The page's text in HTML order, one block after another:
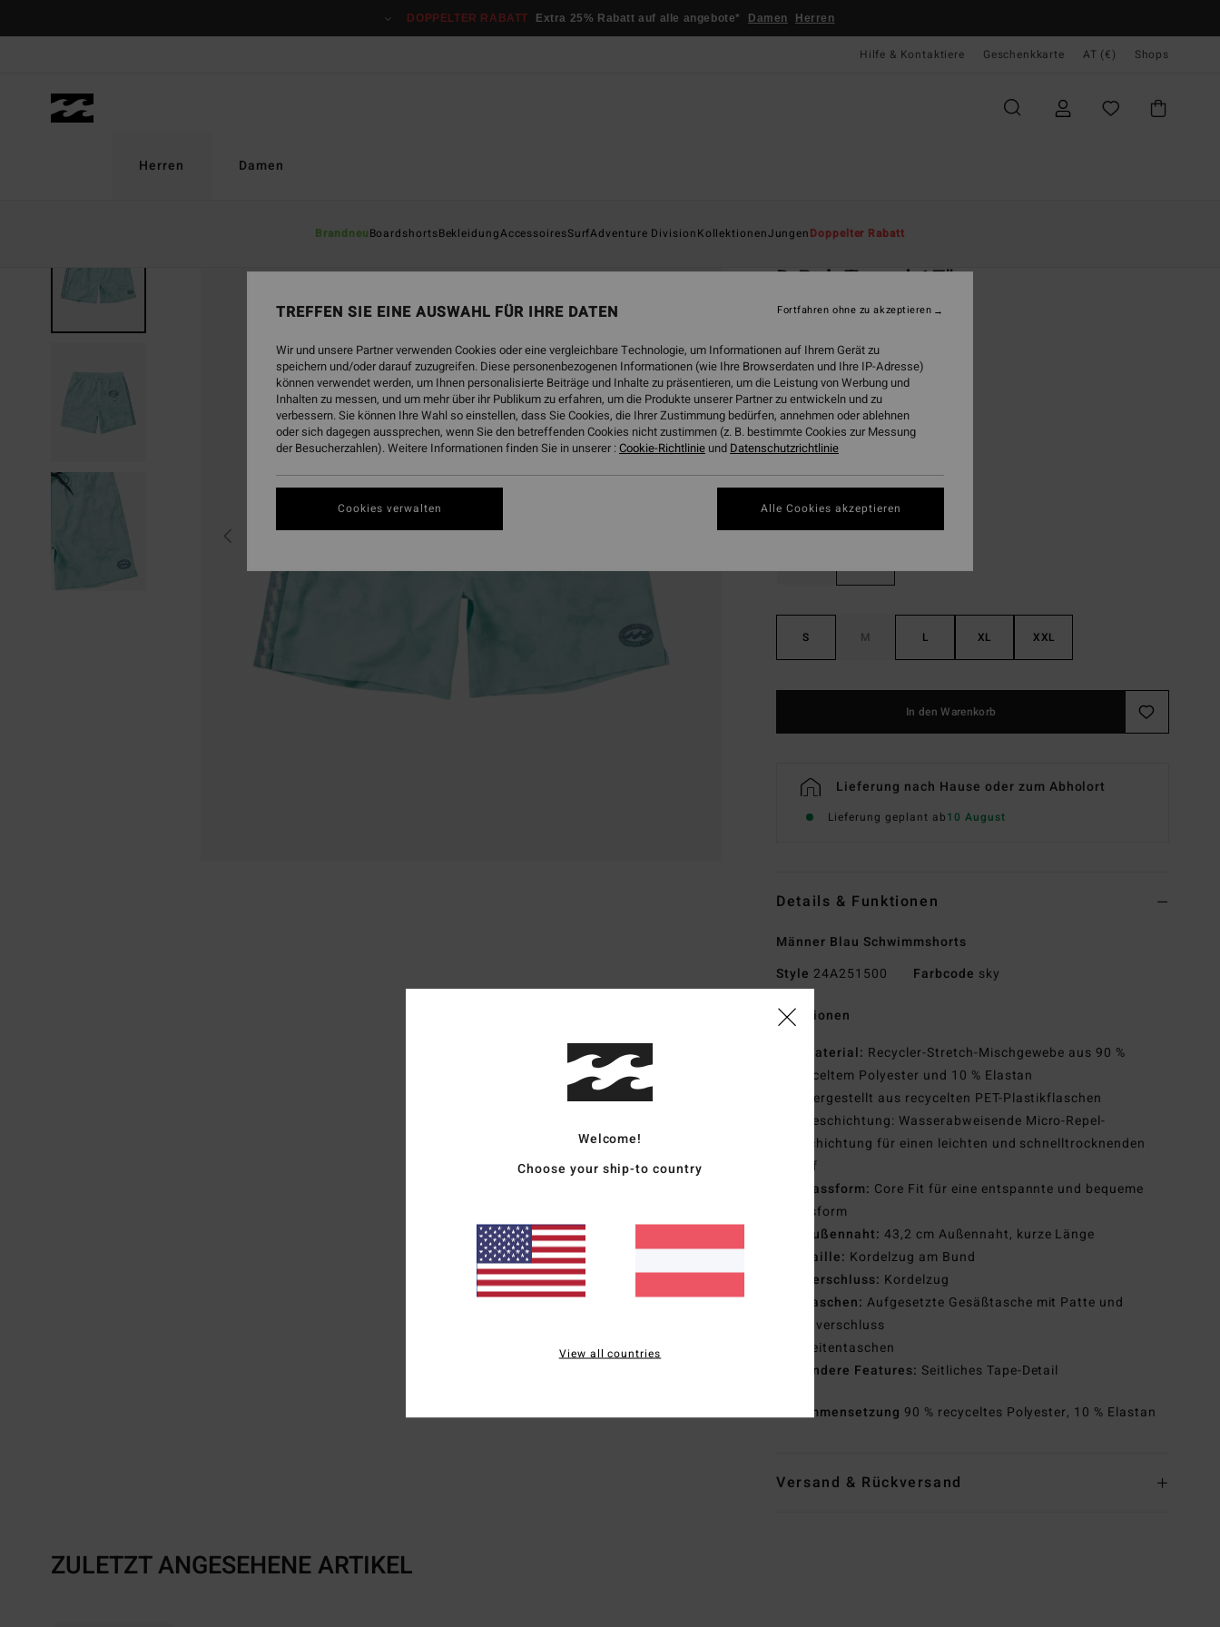
DOPPELTER RABATT Extra 25% Rabatt auf alle angebote* Damen Herren
Hilfe & Kontaktiere Geschenkkarte AT (€) Shops
Herren
BrandneuBoardshortsBekleidungAccessoiresSurfAdventure DivisionKollektionenJungenDoppelter Rabatt
Damen
D Bah Taped 17"
Männer Blau Schwimmshorts
ECO-BONUS
€ 55,95
63%
€ 20,98
SALE
DOPPELTER RABATT EXTRA 25%
FarbeSky Blue
S M L XL XXL
In den Warenkorb
Lieferung nach Hause oder zum Abholort
Lieferung geplant ab10 August
Details & Funktionen
Männer Blau Schwimmshorts
Style 24A251500 Farbcode sky
Funktionen
Material: Recycler-Stretch-Mischgewebe aus 90 %
recyceltem Polyester und 10 % Elastan
Hergestellt aus recycelten PET-Plastikflaschen
Beschichtung: Wasserabweisende Micro-Repel-
Beschichtung für einen leichten und schnelltrocknenden
Stoff
Passform: Core Fit für eine entspannte und bequeme
Passform
Außennaht: 43,2 cm Außennaht, kurze Länge
Taille: Kordelzug am Bund
Verschluss: Kordelzug
Taschen: Aufgesetzte Gesäßtasche mit Patte und
Klettverschluss
Seitentaschen
Andere Features: Seitliches Tape-Detail
Zusammensetzung 90 % recyceltes Polyester, 10 % Elastan
Versand & Rückversand
ZULETZT ANGESEHENE ARTIKEL
Welcome!
Choose your ship-to country
View all countries
TREFFEN SIE EINE AUSWAHL FÜR IHRE DATEN
Wir und unsere Partner verwenden Cookies oder eine vergleichbare Technologie, um Informationen auf Ihrem Gerät zu
speichern und/oder darauf zuzugreifen. Diese personenbezogenen Informationen (wie Ihre Browserdaten und Ihre IP-Adresse)
können verwendet werden, um Ihnen personalisierte Beiträge und Inhalte zu präsentieren, um die Leistung von Werbung und
Inhalten zu messen, und um mehr über ihr Publikum zu erfahren, um die Produkte unserer Partner zu entwickeln und zu
verbessern. Sie können Ihre Wahl so einstellen, dass Sie Cookies, die Ihrer Zustimmung bedürfen, annehmen oder ablehnen
oder sich dagegen aussprechen, wenn Sie den betreffenden Cookies nicht zustimmen (z. B. bestimmte Cookies zur Messung
der Besucherzahlen). Weitere Informationen finden Sie in unserer :Cookie-Richtlinie und Datenschutzrichtlinie
Cookies verwalten
Fortfahren ohne zu akzeptieren
Alle Cookies akzeptieren